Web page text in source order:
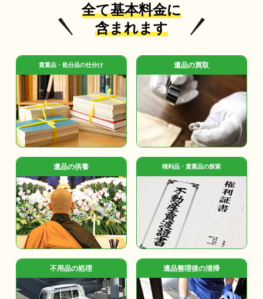
全て基本料金に
含まれます
貴重品・処分品の仕分け 遺品の買取
遺品の供養 権利品・貴重品の探索
不用品の処理 遺品整理後の清掃